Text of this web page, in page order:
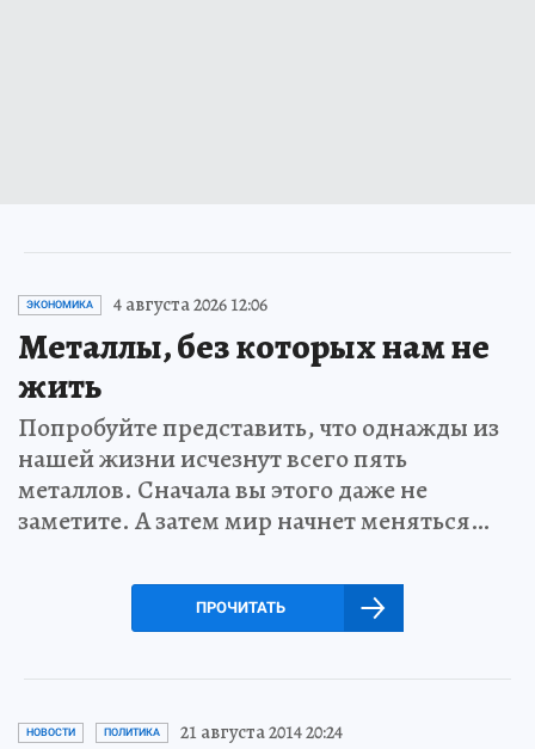
ЭКОНОМИКА 4 августа 2026 12:06
Металлы, без которых нам не
жить
Попробуйте представить, что однажды из
нашей жизни исчезнут всего пять
металлов. Сначала вы этого даже не
заметите. А затем мир начнет меняться…
ПРОЧИТАТЬ
НОВОСТИ ПОЛИТИКА 21 августа 2014 20:24